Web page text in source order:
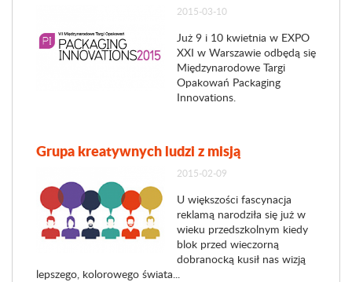
2015-03-10
Już 9 i 10 kwietnia w EXPO
XXI w Warszawie odbędą się
Międzynarodowe Targi
Opakowań Packaging
Innovations.
Grupa kreatywnych ludzi z misją
2015-02-09
U większości fascynacja
reklamą narodziła się już w
wieku przedszkolnym kiedy
blok przed wieczorną
dobranocką kusił nas wizją
lepszego, kolorowego świata...